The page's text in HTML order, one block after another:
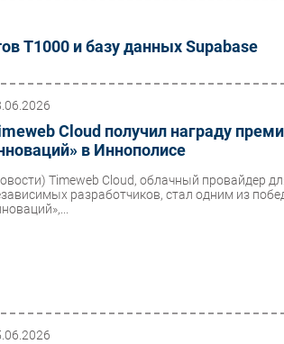
T1000 и базу данных Supabase
Cloud получил награду
в Иннополисе
Timeweb Cloud, облачный провайдер
разработчиков, стал одним из